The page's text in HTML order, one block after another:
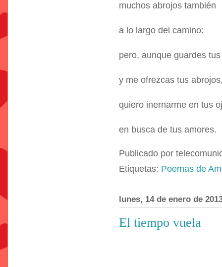
muchos abrojos también
a lo largo del camino:
pero, aunque guardes
y me ofrezcas tus
quiero inernarme en tus
en busca de tus amores.
Publicado por
Etiquetas: Poemas de
lunes, 14 de enero de
El tiempo vuela